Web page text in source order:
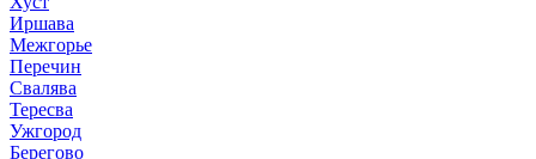
Иршава
Межгорье
Перечин
Свалява
Тересва
Ужгород
Берегово